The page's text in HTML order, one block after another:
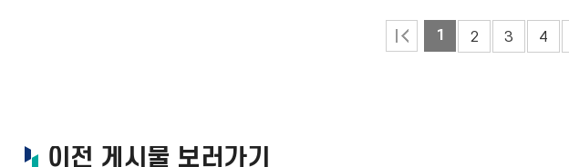
1 2 3 4
이전 게시물 보러가기